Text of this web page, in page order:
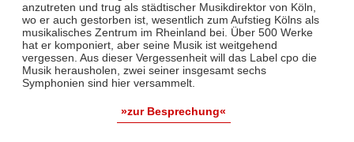
anzutreten und trug als städtischer Musikdirektor von Köln,
wo er auch gestorben ist, wesentlich zum Aufstieg Kölns als
musikalisches Zentrum im Rheinland bei. Über 500 Werke
hat er komponiert, aber seine Musik ist weitgehend
vergessen. Aus dieser Vergessenheit will das Label cpo die
Musik herausholen, zwei seiner insgesamt sechs
Symphonien sind hier versammelt.
»zur Besprechung«